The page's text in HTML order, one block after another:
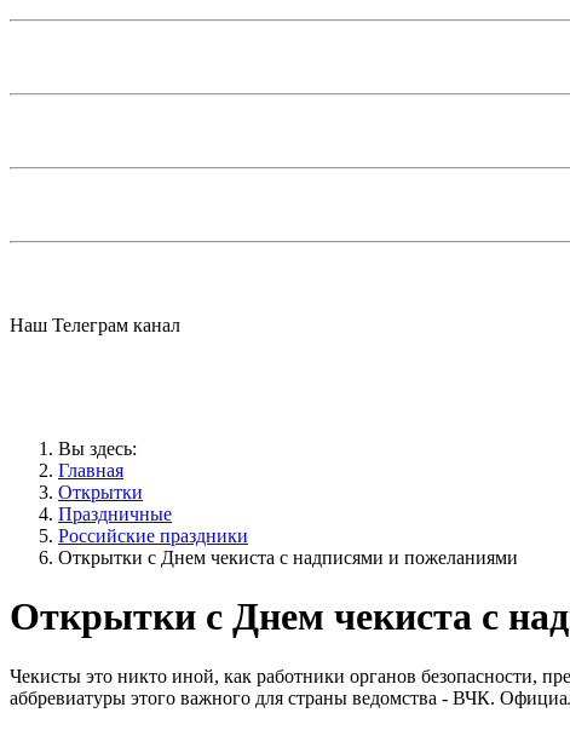
Наш Телеграм канал
Вы здесь:
Главная
Открытки
Праздничные
Российские праздники
Открытки с Днем чекиста с надписями и пожеланиями
Открытки с Днем чекиста с
Чекисты это никто иной, как работники органов безопасности,
аббревиатуры этого важного для страны ведомства - ВЧК.